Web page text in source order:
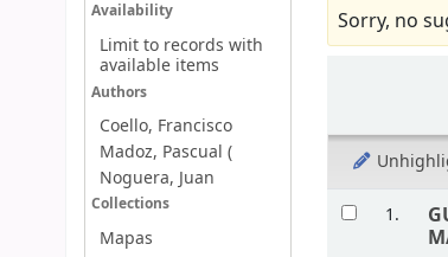
Availability
Limit to records with
available items
Authors
Coello, Francisco
Madoz, Pascual (
Noguera, Juan
Collections
Mapas
Sorry, no
Results
1.